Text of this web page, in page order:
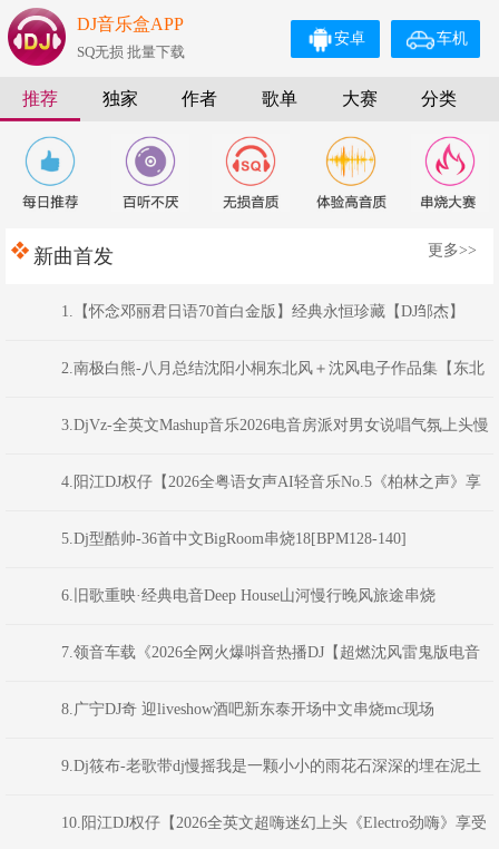
DJ音乐盒APP
SQ无损 批量下载
车机
安卓
推荐 独家 作者 歌单 大赛 分类
新曲首发 更多>>
1.【怀念邓丽君日语70首白金版】经典永恒珍藏【DJ邹杰】
2.南极白熊-八月总结沈阳小桐东北风＋沈风电子作品集【东北
俊丫头.东北神曲.挖曲麻菜的玉芬.东北的爷们】
3.DjVz-全英文Mashup音乐2026电音房派对男女说唱气氛上头慢
4.阳江DJ权仔【2026全粤语女声AI轻音乐No.5《柏林之声》享
受极限魅力车载大碟】
5.Dj型酷帅-36首中文BigRoom串烧18[BPM128-140]
6.旧歌重映·经典电音Deep House山河慢行晚风旅途串烧
7.领音车载《2026全网火爆唞音热播DJ【超燃沈风雷鬼版电音
NO.1】新感觉动感外文弹跳重低音(Dj红仔Mix)
8.广宁DJ奇 迎liveshow酒吧新东泰开场中文串烧mc现场
9.Dj筱布-老歌带dj慢摇我是一颗小小的雨花石深深的埋在泥土
之中FunkyHouse串烧
10.阳江DJ权仔【2026全英文超嗨迷幻上头《Electro劲嗨》享受